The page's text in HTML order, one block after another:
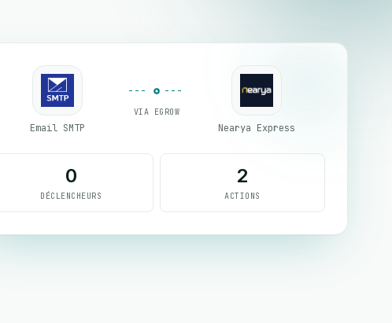
Email SMTP
VIA EGROW
Nearya Express
0
DÉCLENCHEURS
2
ACTIONS